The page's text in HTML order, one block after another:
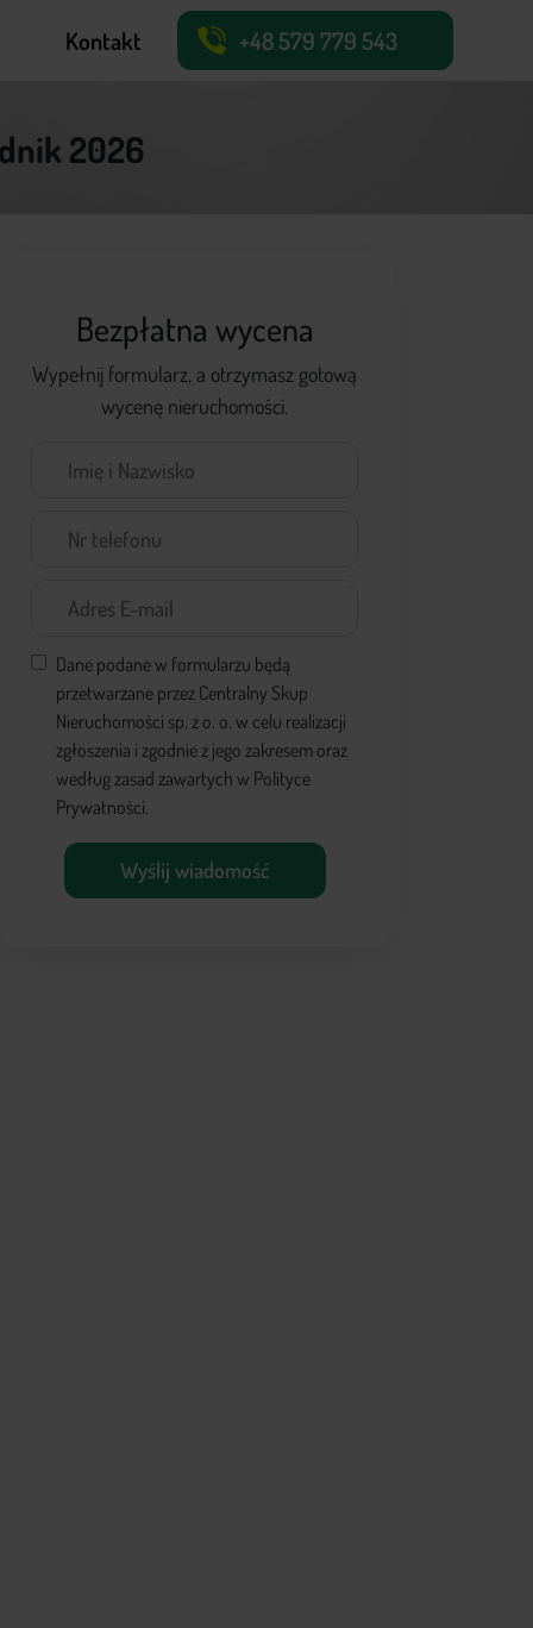
Kontakt +48 579 779 543
2026
Bezpłatna wycena
Wypełnij formularz, a otrzymasz gotową
wycenę nieruchomości.
Dane podane w formularzu będą
przetwarzane przez Centralny Skup
Nieruchomości sp. z o. o. w celu realizacji
zgłoszenia i zgodnie z jego zakresem oraz
według zasad zawartych w Polityce
Prywatności.